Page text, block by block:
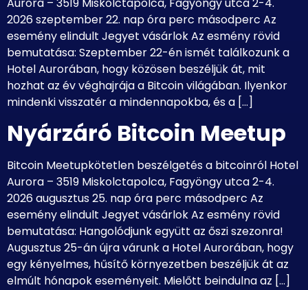
2026 szeptember 22. nap óra perc másodperc Az
esemény elindult Jegyet vásárlok Az esmény rövid
bemutatása: Szeptember 22-én ismét találkozunk a
Hotel Aurorában, hogy közösen beszéljük át, mit
hozhat az év véghajrája a Bitcoin világában. Ilyenkor
mindenki visszatér a mindennapokba, és a […]
Nyárzáró Bitcoin Meetup
Bitcoin Meetupkötetlen beszélgetés a bitcoinról Hotel
Aurora – 3519 Miskolctapolca, Fagyöngy utca 2-4.
2026 augusztus 25. nap óra perc másodperc Az
esemény elindult Jegyet vásárlok Az esmény rövid
bemutatása: Hangolódjunk együtt az őszi szezonra!
Augusztus 25-án újra várunk a Hotel Aurorában, hogy
egy kényelmes, hűsítő környezetben beszéljük át az
elmúlt hónapok eseményeit. Mielőtt beindulna az […]